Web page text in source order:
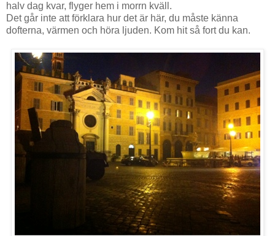
halv dag kvar, flyger hem i morrn kväll.
Det går inte att förklara hur det är här, du måste känna
dofterna, värmen och höra ljuden. Kom hit så fort du kan.